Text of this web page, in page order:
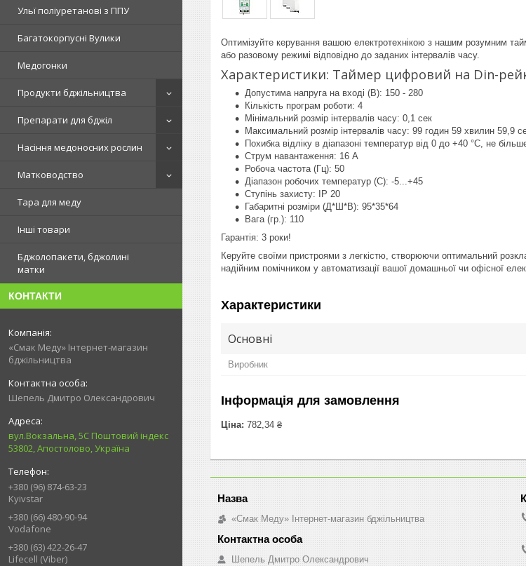
Ульї поліуретанові з ППУ
Багатокорпусні Вулики
Медогонки
Продукти бджільництва
Препарати для бджіл
Насіння медоносних рослин
Матководство
Тара для меду
Інші товари
Бджолопакети, бджолині
матки
КОНТАКТИ
«Смак Меду» Інтернет-магазин
бджільництва
Шепель Дмитро Олександрович
вул.Вокзальна, 5С Поштовий індекс
53802, Апостолово, Україна
+380 (96) 874-63-23
Kyivstar
+380 (66) 480-90-94
Vodafone
+380 (63) 422-26-47
Lifecell (Viber)
Оптимізуйте керування вашою електротехнікою з нашим розумним
або разовому режимі відповідно до заданих інтервалів часу.
Характеристики: Таймер цифровий на Din-
Допустима напруга на вході (В): 150 - 280
Кількість програм роботи: 4
Мінімальний розмір інтервалів часу: 0,1 сек
Максимальний розмір інтервалів часу: 99 годин 59 хвилин 59,9
Похибка відліку в діапазоні температур від 0 до +40 °С, не
Струм навантаження: 16 А
Робоча частота (Гц): 50
Діапазон робочих температур (С): -5...+45
Ступінь захисту: IP 20
Габаритні розміри (Д*Ш*В): 95*35*64
Вага (гр.): 110
Гарантія: 3 роки!
Керуйте своїми пристроями з легкістю, створюючи оптимальний
надійним помічником у автоматизації вашої домашньої чи офісної
Характеристики
Основні
Виробник
Інформація для замовлення
Ціна: 782,34 ₴
«Смак Меду» Інтернет-магазин бджільництва
Шепель Дмитро Олександрович